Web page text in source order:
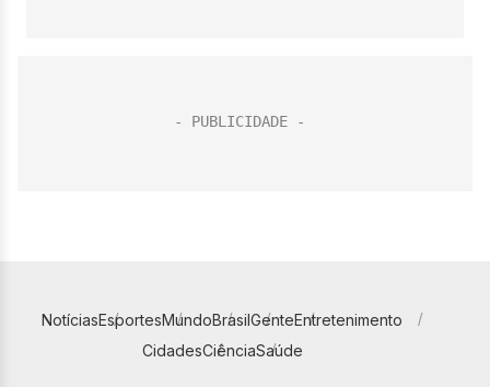
NotíciasEsportesMundoBrasilGenteEntretenimento
CidadesCiênciaSaúde